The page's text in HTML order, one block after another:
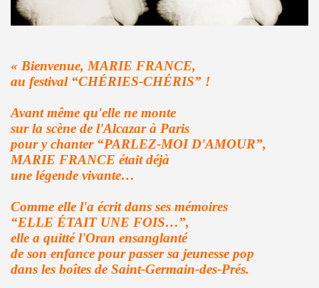
« Bienvenue, MARIE FRANCE,
au festival “CHÉRIES-CHÉRIS” !
Avant même qu'elle ne monte
sur la scène de l'Alcazar à Paris
pour y chanter “PARLEZ-MOI D'AMOUR”,
MARIE FRANCE était déjà
une légende vivante…
Comme elle l'a écrit dans ses mémoires
“ELLE ÉTAIT UNE FOIS…”,
elle a quitté l'Oran ensanglanté
de son enfance pour passer sa jeunesse pop
dans les boîtes de Saint-Germain-des-Prés.
plus pour Dieu") + BENJAMIN SCHOOS ("Beau
Dietrich et Marilyn Monroe) dans les "MUGLER
dans le journal "CANDY" n°8 (hiver 2014 2015).
cinq minutes, j'suis prete !" et "Redevenir modeste") :
man show "2") le 4 janvier 2015 au THEATRE DEJAZET
chanteuse de Superbus) le 25 septembre 2014 au
» de MINISTERE A.M.E.R (Stomy Bugsy et Passi)
DRONES (album "THE TANGIBLE EFFECT OF LOVE")